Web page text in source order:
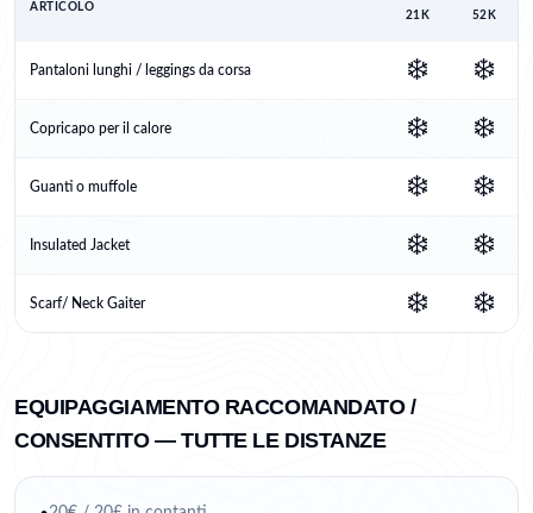
ARTICOLO
21K 52K
Pantaloni lunghi / leggings da corsa ❄️ ❄️
Copricapo per il calore ❄️ ❄️
Guanti o muffole ❄️ ❄️
Insulated Jacket ❄️ ❄️
Scarf/ Neck Gaiter ❄️ ❄️
EQUIPAGGIAMENTO RACCOMANDATO /
CONSENTITO — TUTTE LE DISTANZE